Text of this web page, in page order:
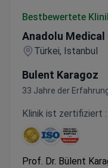
Bestbewertete
Anadolu Medical
Türkei, Istanbul
Bulent Karagoz
33 Jahre der
Klinik ist zertifiziert :
Prof. Dr. Bülent